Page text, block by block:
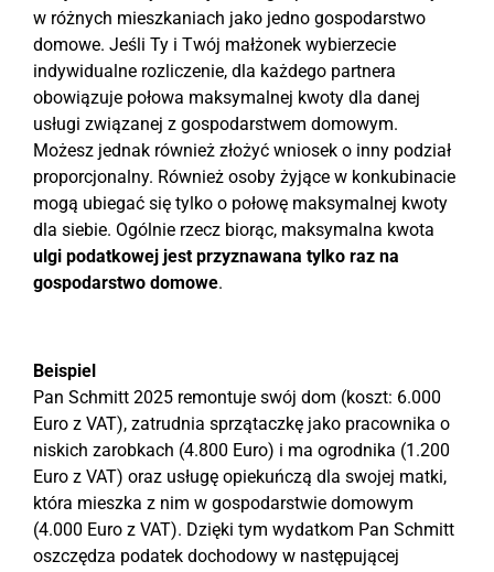
w różnych mieszkaniach jako jedno gospodarstwo
domowe. Jeśli Ty i Twój małżonek wybierzecie
indywidualne rozliczenie, dla każdego partnera
obowiązuje połowa maksymalnej kwoty dla danej
usługi związanej z gospodarstwem domowym.
Możesz jednak również złożyć wniosek o inny podział
proporcjonalny. Również osoby żyjące w konkubinacie
mogą ubiegać się tylko o połowę maksymalnej kwoty
dla siebie. Ogólnie rzecz biorąc, maksymalna kwota
ulgi podatkowej jest przyznawana tylko raz na
gospodarstwo domowe.
Beispiel
Pan Schmitt 2025 remontuje swój dom (koszt: 6.000
Euro z VAT), zatrudnia sprzątaczkę jako pracownika o
niskich zarobkach (4.800 Euro) i ma ogrodnika (1.200
Euro z VAT) oraz usługę opiekuńczą dla swojej matki,
która mieszka z nim w gospodarstwie domowym
(4.000 Euro z VAT). Dzięki tym wydatkom Pan Schmitt
oszczędza podatek dochodowy w następującej